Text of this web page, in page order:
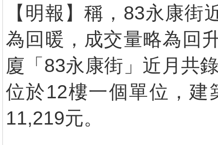
【明報】稱，83永康
為回暖，成交量略為回
廈「83永康街」近月共
位於12樓一個單位，建
11,219元。